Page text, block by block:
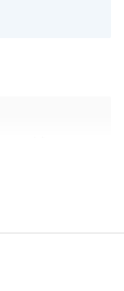
だのもK様のご
お困り事等ござ